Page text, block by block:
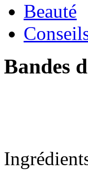
Beauté
Bandes